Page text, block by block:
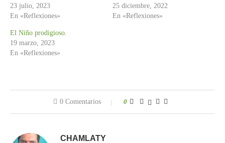
23 julio, 2023
En «Reflexiones»
25 diciembre, 2022
En «Reflexiones»
El Niño prodigioso.
19 marzo, 2023
En «Reflexiones»
0 Comentarios 0
CHAMLATY